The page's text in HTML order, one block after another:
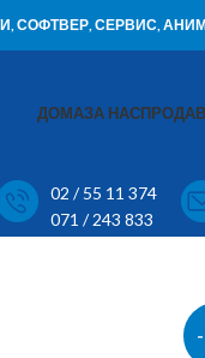
СОФТВЕР, СЕРВИС,
ДОМАЗА НАС
02 / 55 11 374
071 / 243 833